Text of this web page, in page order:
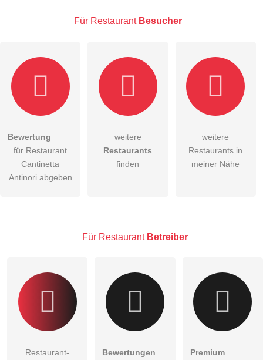
E-Mail-Adresse (wird nicht veröffentlicht)
Hiermit akzeptiere ich dieAGB
DieDatenschutzerklärung habe ich zur Kenntnis genommen.
Besucher sichtbar.
Für Restaurant Besucher
Bewertung
für Restaurant
Cantinetta
Antinori abgeben
weitere
Restaurants
finden
weitere
Restaurants in
meiner Nähe
Für Restaurant Betreiber
Restaurant-
Bewertungen
Premium